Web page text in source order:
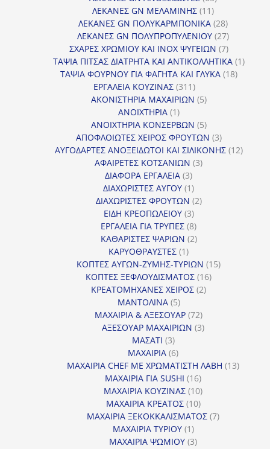
ΛΕΚΑΝΕΣ GN ΜΕΛΑΜΙΝΗΣ 1111
προϊόντα
ΛΕΚΑΝΕΣ GN ΠΟΛΥΚΑΡΜΠΟΝΙΚΑ 2828
προϊόντα
ΛΕΚΑΝΕΣ GN ΠΟΛΥΠΡΟΠΥΛΕΝΙΟΥ 2727
προϊόντα
ΣΧΑΡΕΣ ΧΡΩΜΙΟΥ ΚΑΙ INOX ΨΥΓΕΙΩΝ 77
προϊόντα
ΤΑΨΙΑ ΠΙΤΣΑΣ ΔΙΑΤΡΗΤΑ ΚΑΙ ΑΝΤΙΚΟΛΛΗΤΙΚΑ 11
ΤΑΨΙΑ ΦΟΥΡΝΟΥ ΓΙΑ ΦΑΓΗΤΑ ΚΑΙ ΓΛΥΚΑ 1818
ΕΡΓΑΛΕΙΑ ΚΟΥΖΙΝΑΣ 311311
προϊόντα
ΑΚΟΝΙΣΤΗΡΙΑ ΜΑΧΑΙΡΙΩΝ 55
ΑΝΟΙΧΤΗΡΙΑ 11
προϊόν
ΑΝΟΙΧΤΗΡΙΑ ΚΟΝΣΕΡΒΩΝ 55
προϊόντα
ΑΠΟΦΛΟΙΩΤΕΣ ΧΕΙΡΟΣ ΦΡΟΥΤΩΝ 33
προϊόντα
ΑΥΓΟΔΑΡΤΕΣ ΑΝΟΞΕΙΔΩΤΟΙ ΚΑΙ ΣΙΛΙΚΟΝΗΣ 1212
ΑΦΑΙΡΕΤΕΣ ΚΟΤΣΑΝΙΩΝ 33
ΔΙΑΦΟΡΑ ΕΡΓΑΛΕΙΑ 33
προϊόντα
ΔΙΑΧΩΡΙΣΤΕΣ ΑΥΓΟΥ 11
προϊόν
ΔΙΑΧΩΡΙΣΤΕΣ ΦΡΟΥΤΩΝ 22
ΕΙΔΗ ΚΡΕΟΠΩΛΕΙΟΥ 33
προϊόντα
ΕΡΓΑΛΕΙΑ ΓΙΑ ΤΡΥΠΕΣ 88
προϊόντα
ΚΑΘΑΡΙΣΤΕΣ ΨΑΡΙΩΝ 22
ΚΑΡΥΟΘΡΑΥΣΤΕΣ 11
προϊόν
ΚΟΠΤΕΣ ΑΥΓΩΝ-ΖΥΜΗΣ-ΤΥΡΙΩΝ 1515
ΚΟΠΤΕΣ ΞΕΦΛΟΥΔΙΣΜΑΤΟΣ 1616
ΚΡΕΑΤΟΜΗΧΑΝΕΣ ΧΕΙΡΟΣ 22
ΜΑΝΤΟΛΙΝΑ 55
προϊόντα
ΜΑΧΑΙΡΙΑ & ΑΞΕΣΟΥΑΡ 7272
προϊόντα
ΑΞΕΣΟΥΑΡ ΜΑΧΑΙΡΙΩΝ 33
ΜΑΣΑΤΙ 33
προϊόντα
ΜΑΧΑΙΡΙΑ 66
προϊόντα
ΜΑΧΑΙΡΙΑ CHEF ΜΕ ΧΡΩΜΑΤΙΣΤΗ ΛΑΒΗ 1313
ΜΑΧΑΙΡΙΑ ΓΙΑ SUSHI 1616
προϊόντα
ΜΑΧΑΙΡΙΑ ΚΟΥΖΙΝΑΣ 1010
προϊόντα
ΜΑΧΑΙΡΙΑ ΚΡΕΑΤΟΣ 1010
προϊόντα
ΜΑΧΑΙΡΙΑ ΞΕΚΟΚΚΑΛΙΣΜΑΤΟΣ 77
ΜΑΧΑΙΡΙΑ ΤΥΡΙΟΥ 11
προϊόν
ΜΑΧΑΙΡΙΑ ΨΩΜΙΟΥ 33